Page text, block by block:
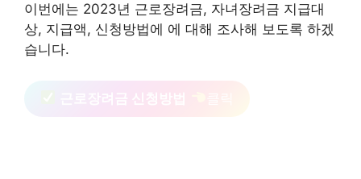
이번에는 2023년 근로장려금, 자녀장려금 지급대
상, 지급액, 신청방법에 에 대해 조사해 보도록 하겠
습니다.
근로장려금 신청방법